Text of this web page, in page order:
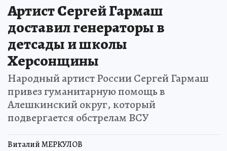
Артист Сергей Гармаш
доставил генераторы в
детсады и школы
Херсонщины
Народный артист России Сергей Гармаш
привез гуманитарную помощь в
Алешкинский округ, который
подвергается обстрелам ВСУ
Виталий МЕРКУЛОВ